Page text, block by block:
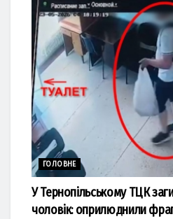
ГОЛОВНЕ
У Тернопільському ТЦК
чоловік: оприлюднили